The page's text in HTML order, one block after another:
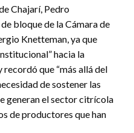
Chajarí, Pedro
bloque de la Cámara de
Knetteman, ya que
hacia la
que “más allá del
de sostener las
generan el sector citrícola
de productores que han